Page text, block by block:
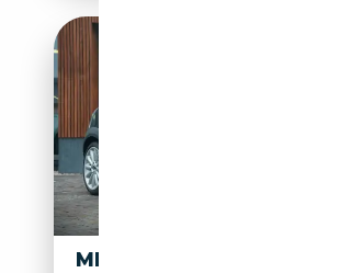
MINI COOPER S COUPE 1.6